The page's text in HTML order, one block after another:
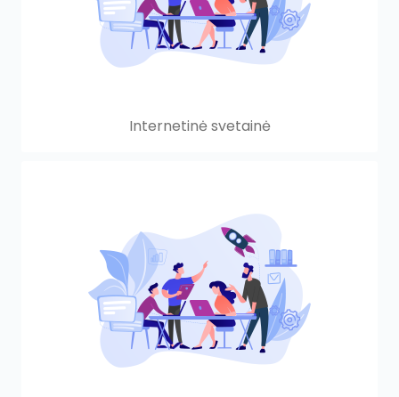
Mūsų darbai
Metodika
Apie mus
Internetinė svetainė